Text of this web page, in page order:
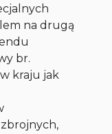
na drugą
br.
kraju jak
zbrojnych,